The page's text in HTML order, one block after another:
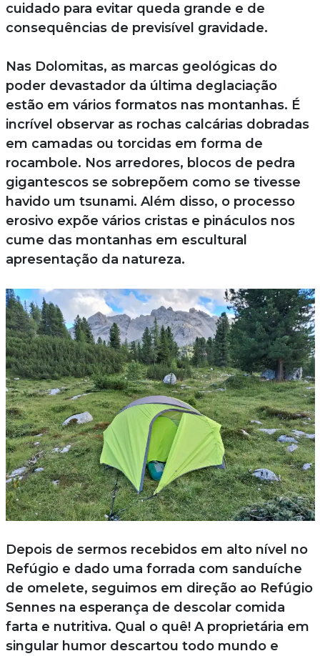
cuidado para evitar queda grande e de
consequências de previsível gravidade.
Nas Dolomitas, as marcas geológicas do
poder devastador da última deglaciação
estão em vários formatos nas montanhas. É
incrível observar as rochas calcárias dobradas
em camadas ou torcidas em forma de
rocambole. Nos arredores, blocos de pedra
gigantescos se sobrepõem como se tivesse
havido um tsunami. Além disso, o processo
erosivo expõe vários cristas e pináculos nos
cume das montanhas em escultural
apresentação da natureza.
Depois de sermos recebidos em alto nível no
Refúgio e dado uma forrada com sanduíche
de omelete, seguimos em direção ao Refúgio
Sennes na esperança de descolar comida
farta e nutritiva. Qual o quê! A proprietária em
singular humor descartou todo mundo e